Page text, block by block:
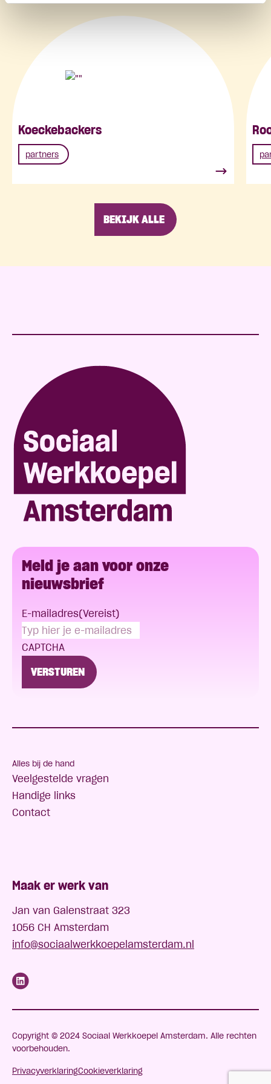
Koeckebackers
partners
BEKIJK ALLE
Meld je aan voor onze
nieuwsbrief
E-mailadres(Vereist)
CAPTCHA
Alles bij de hand
Veelgestelde vragen
Handige links
Contact
Maak er werk van
Jan van Galenstraat 323
1056 CH Amsterdam
info@sociaalwerkkoepelamsterdam.nl
Copyright © 2024 Sociaal Werkkoepel Amsterdam. Alle rechten
voorbehouden.
PrivacyverklaringCookieverklaring